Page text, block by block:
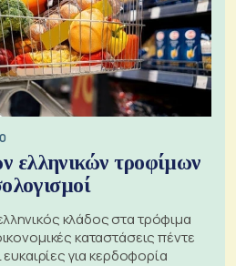
ελληνικών τροφίμων
κλάδος στα τρόφιμα
καταστάσεις πέντε
ευκαιρίες για κερδοφορία